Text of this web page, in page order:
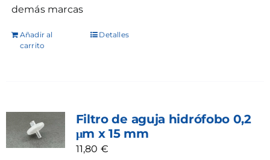
demás marcas
Añadir al
carrito
Detalles
Filtro de aguja hidrófobo 0,2
μm x 15 mm
11,80 €